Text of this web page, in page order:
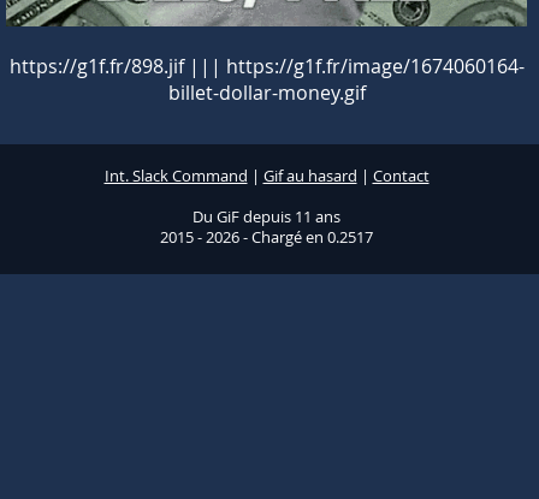
https://g1f.fr/898.jif ||| https://g1f.fr/image/1674060164-
billet-dollar-money.gif
Int. Slack Command | Gif au hasard | Contact
Du GiF depuis 11 ans
2015 - 2026 - Chargé en 0.2517